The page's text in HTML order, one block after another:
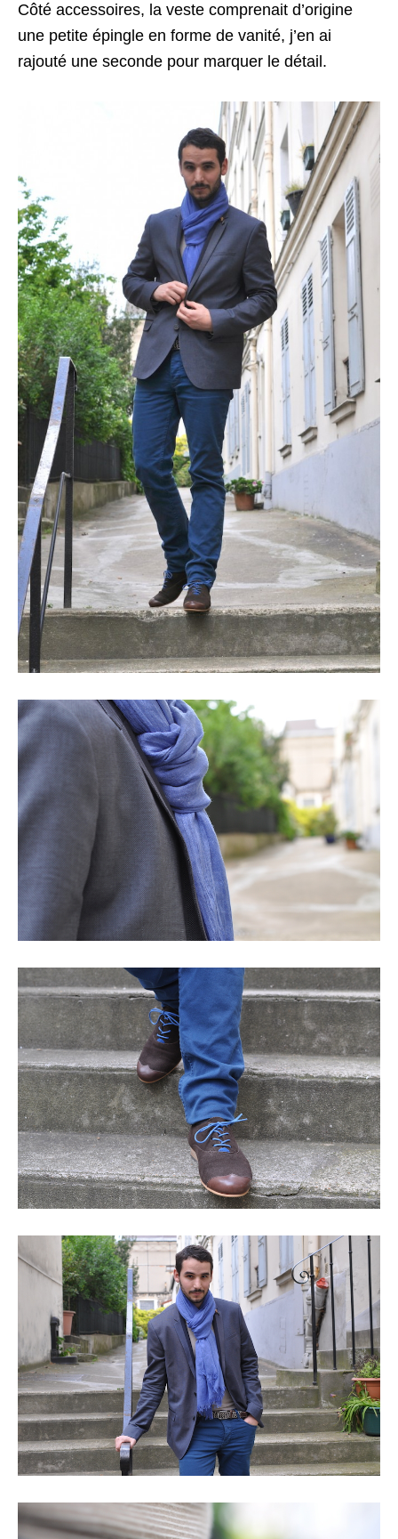
Côté accessoires, la veste comprenait d’origine
une petite épingle en forme de vanité, j’en ai
rajouté une seconde pour marquer le détail.